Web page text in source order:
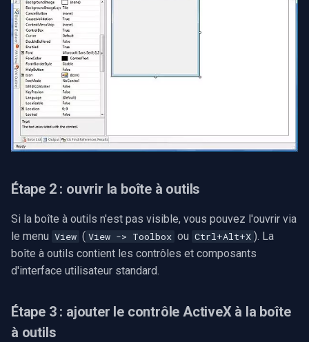
Étape 2 : ouvrir la boîte à outils
Si la boîte à outils n'est pas visible, vous pouvez l'ouvrir via
le menu View ( View -> Toolbox ou Ctrl+Alt+X ). La
boîte à outils contient les contrôles et composants
d'interface utilisateur standard.
Étape 3 : ajouter le contrôle ActiveX à la boîte
à outils